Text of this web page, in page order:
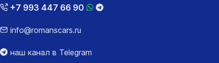
+7 993 447 66 90
info@romanscars.ru
наш канал в Telegram